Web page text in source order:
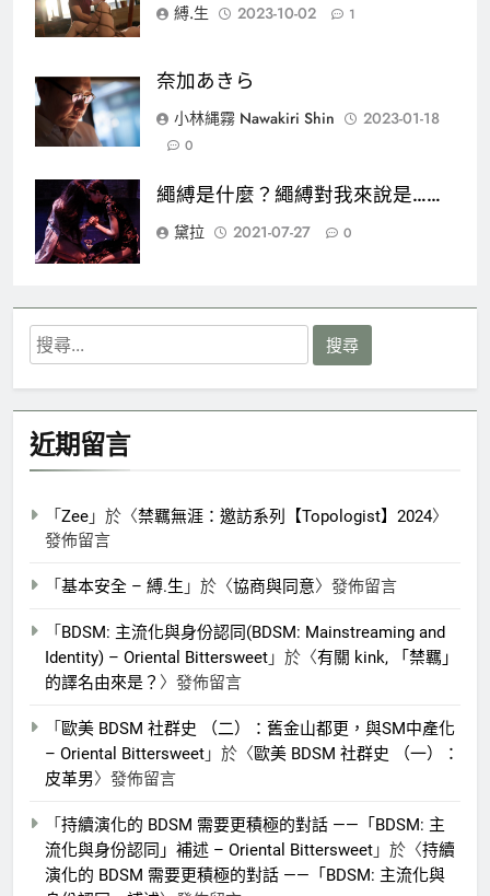
縛.生
2023-10-02 1
奈加あきら
小林縄霧 Nawakiri Shin
2023-01-18
0
繩縛是什麼？繩縛對我來說是……
黛拉
2021-07-27 0
搜
尋
鍵
字:
近期留言
「 Zee 」於〈禁羈無涯：邀訪系列【Topologist】2024〉
發佈留言
「 基本安全 – 縛.生 」於〈協商與同意〉發佈留言
「 BDSM: 主流化與身份認同(BDSM: Mainstreaming and
Identity) – Oriental Bittersweet 」於〈有關 kink, 「禁羈」
的譯名由來是？ 〉發佈留言
「 歐美 BDSM 社群史 （二）：舊金山都更，與SM中產化
– Oriental Bittersweet 」於〈歐美 BDSM 社群史 （一）：
皮革男〉發佈留言
「 持續演化的 BDSM 需要更積極的對話 ——「BDSM: 主
流化與身份認同」補述 – Oriental Bittersweet 」於〈持續
演化的 BDSM 需要更積極的對話 ——「BDSM: 主流化與